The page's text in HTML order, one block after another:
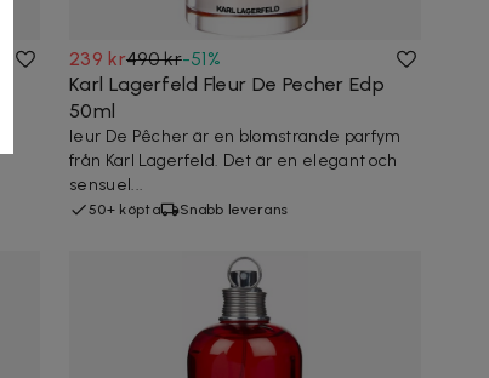
239 kr490 kr-51%
Karl Lagerfeld Fleur De Pecher Edp
50ml
leur De Pêcher är en blomstrande parfym
från Karl Lagerfeld. Det är en elegant och
sensuel...
50+ köpta Snabb leverans